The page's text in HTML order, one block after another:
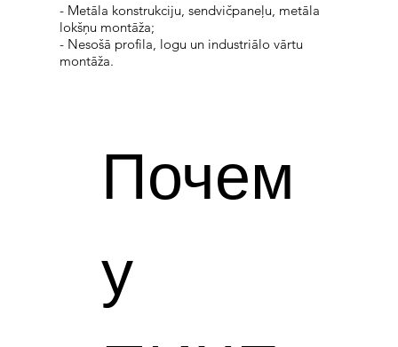
- Metāla konstrukciju, sendvičpaneļu, metāla
lokšņu montāža;
- Nesošā profila, logu un industriālo vārtu
montāža.
Почем
у